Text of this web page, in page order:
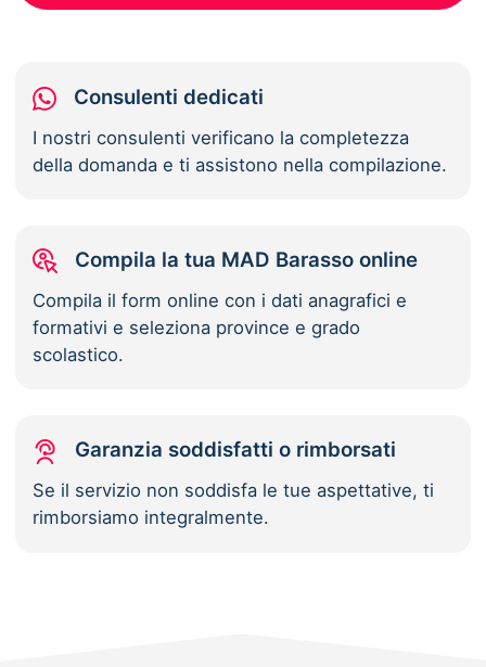
Consulenti dedicati
I nostri consulenti verificano la completezza
della domanda e ti assistono nella compilazione.
Compila la tua MAD Barasso online
Compila il form online con i dati anagrafici e
formativi e seleziona province e grado
scolastico.
Garanzia soddisfatti o rimborsati
Se il servizio non soddisfa le tue aspettative, ti
rimborsiamo integralmente.